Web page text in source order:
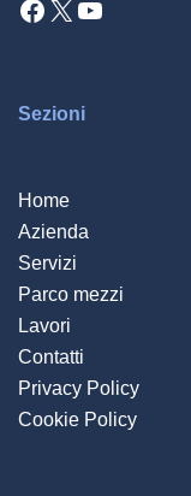
Facebook
X YouTube
Sezioni
Home
Azienda
Servizi
Parco mezzi
Lavori
Contatti
Privacy Policy
Cookie Policy